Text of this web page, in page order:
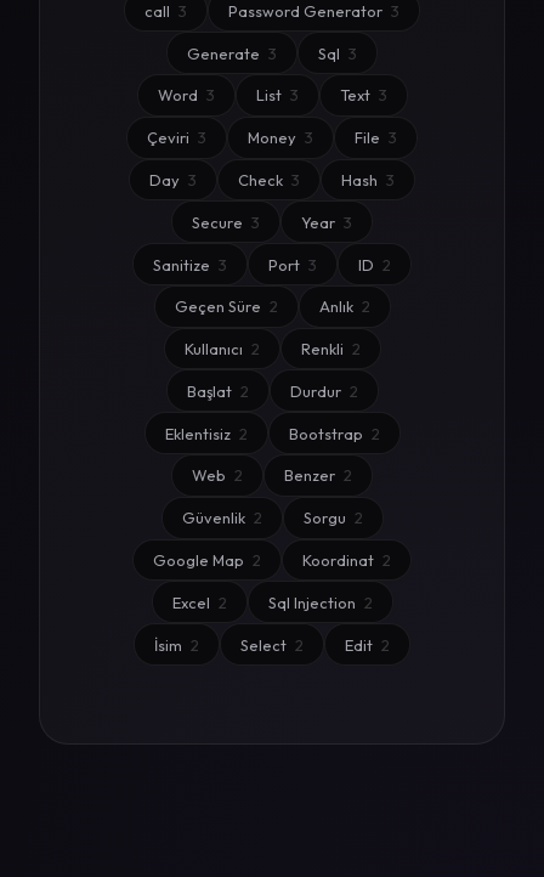
call 3 Password Generator 3
Generate 3 Sql 3
Word 3 List 3 Text 3
Çeviri 3 Money 3 File 3
Day 3 Check 3 Hash 3
Secure 3 Year 3
Sanitize 3 Port 3 ID 2
Geçen Süre 2 Anlık 2
Kullanıcı 2 Renkli 2
Başlat 2 Durdur 2
Eklentisiz 2 Bootstrap 2
Web 2 Benzer 2
Güvenlik 2 Sorgu 2
Google Map 2 Koordinat 2
Excel 2 Sql Injection 2
İsim 2 Select 2 Edit 2